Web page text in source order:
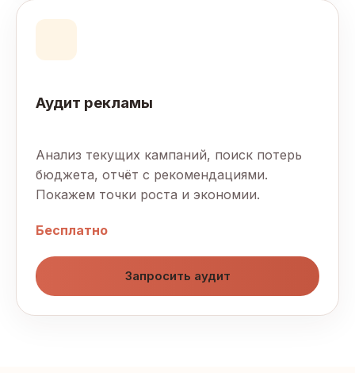
Аудит рекламы
Анализ текущих кампаний, поиск потерь
бюджета, отчёт с рекомендациями.
Покажем точки роста и экономии.
Бесплатно
Запросить аудит